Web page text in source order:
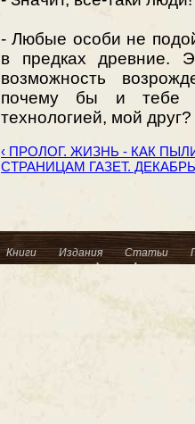
- Любые особи не
в предках древние.
возможность
почему бы и тебе
технологией, мой друг?
‹ ПРОЛОГ. ЖИЗНЬ - КАК
СТРАНИЦАМ ГАЗЕТ. ДЕКАБРЬ
Книги Издания Статьи